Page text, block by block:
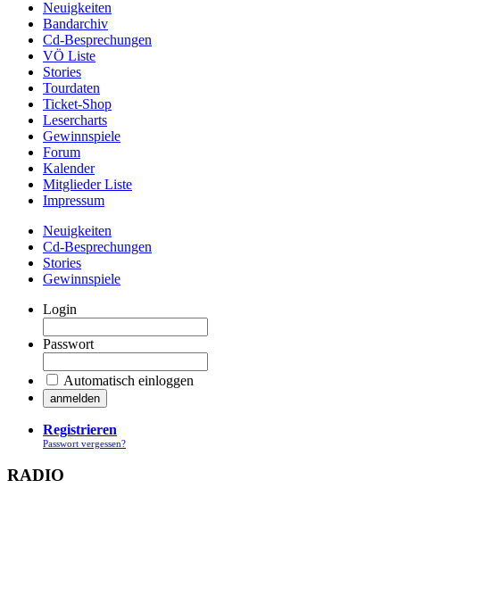
Neuigkeiten
Bandarchiv
Cd-Besprechungen
VÖ Liste
Stories
Tourdaten
Ticket-Shop
Lesercharts
Gewinnspiele
Forum
Kalender
Mitglieder Liste
Impressum
Neuigkeiten
Cd-Besprechungen
Stories
Gewinnspiele
Login
Passwort
Automatisch einloggen
Registrieren
Passwort vergessen?
RADIO